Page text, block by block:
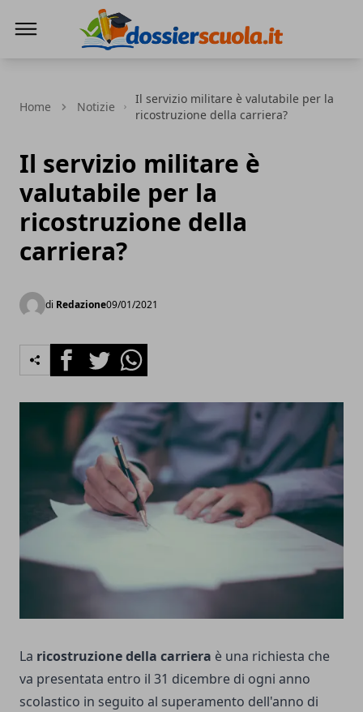
Home Notizie
Il servizio militare è valutabile per la
ricostruzione della carriera?
Il servizio militare è
valutabile per la
ricostruzione della
carriera?
di Redazione09/01/2021
FacebookTwitterWhatsapp
La ricostruzione della carriera è una richiesta che
va presentata entro il 31 dicembre di ogni anno
scolastico in seguito al superamento dell'anno di